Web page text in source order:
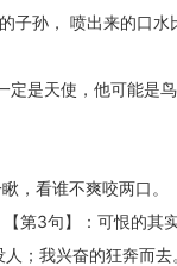
子孙， 喷出来的口
是天使，他可能是
，看谁不爽咬两口。
第3句】：可恨的其
；我兴奋的狂奔而